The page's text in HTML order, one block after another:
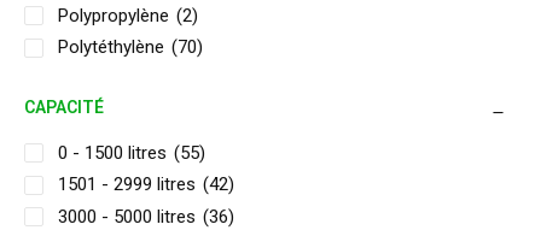
Polypropylène (2)
Polytéthylène (70)
CAPACITÉ
0 - 1500 litres (55)
1501 - 2999 litres (42)
3000 - 5000 litres (36)